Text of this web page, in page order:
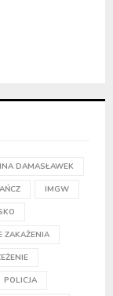
DAMASŁAWEK
IMGW
ZAKAŻENIA
POLICJA